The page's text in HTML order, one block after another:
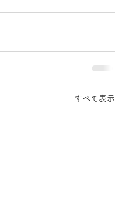
すべて表示